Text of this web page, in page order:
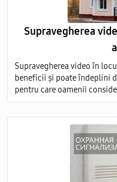
Supravegherea
Supravegherea video în
beneficii și poate îndeplini
pentru care oamenii
ca fiind necesară, precum